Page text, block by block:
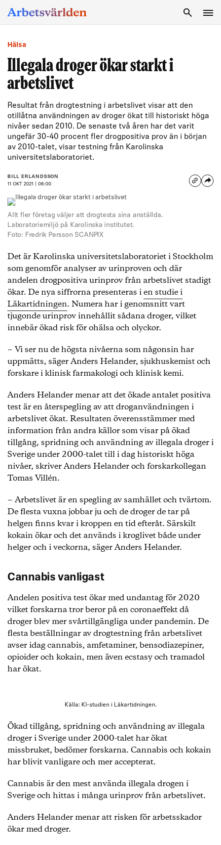
Hälsa
Illegala droger ökar starkt i
arbetslivet
Resultat från drogtestning i arbetslivet visar att den
otillåtna användningen av droger ökat till historiskt höga
nivåer sedan 2010. De senaste två åren har det varit
ungefär 30-40 procent fler drogpositiva prov än i början
av 2010-talet, visar testning från Karolinska
universitetslaboratoriet.
BILL ERLANDSSON
11 OKT 2021 | 06:00
Allt fler företag väljer att drogtesta sina anställda.
Laboratoriemiljö på Karolinska institutet.
Foto: Fredrik Persson SCANPIX
Det är Karolinska universitetslaboratoriet i Stockholm
som genomför analyser av urinproven och där
andelen drogpositiva urinprov från arbetslivet stadigt
ökar. De nya siffrorna presenteras ien studie i
Läkartidningen. Numera har i genomsnitt vart
tjugonde urinprov innehållit sådana droger, vilket
innebär ökad risk för ohälsa och olyckor.
− Vi ser nu de högsta nivåerna som någonsin har
uppmätts, säger Anders Helander, sjukhuskemist och
forskare i klinisk farmakologi och klinisk kemi.
Anders Helander menar att det ökade antalet positiva
test är en återspegling av att droganvändningen i
arbetslivet ökat. Resultaten överensstämmer med
information från andra källor som visar på ökad
tillgång, spridning och användning av illegala droger i
Sverige under 2000-talet till i dag historiskt höga
nivåer, skriver Anders Helander och forskarkollegan
Tomas Villén.
− Arbetslivet är en spegling av samhället och tvärtom.
De flesta vuxna jobbar ju och de droger de tar på
helgen finns kvar i kroppen en tid efteråt. Särskilt
kokain ökar och det används i kroglivet både under
helger och i veckorna, säger Anders Helander.
Cannabis vanligast
Andelen positiva test ökar med undantag för 2020
vilket forskarna tror beror på en coronaeffekt då
droger blev mer svårtillgängliga under pandemin. De
flesta beställningar av drogtestning från arbetslivet
avser idag cannabis, amfetaminer, bensodiazepiner,
opioider och kokain, men även ecstasy och tramadol
har ökat.
Källa: KI-studien i Läkartidningen.
Ökad tillgång, spridning och användning av illegala
droger i Sverige under 2000-talet har ökat
missbruket, bedömer forskarna. Cannabis och kokain
har blivit vanligare och mer accepterat.
Cannabis är den mest använda illegala drogen i
Sverige och hittas i många urinprov från arbetslivet.
Anders Helander menar att risken för arbetsskador
ökar med droger.